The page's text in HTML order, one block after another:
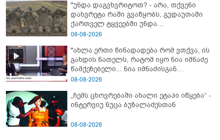
ავიწროებდა” - ეკა კუპატაძე
"უნდა დაგვხვრიტოთ? - არა, თქვენი
დახვრეტა რაში გვაწყობს, გუდაუთაში
ქართველ ტყვეებში უნდა
გადაგცვალოთ..."
08-08-2026
"ახლა ერთი წინადადება რომ ვთქვა, ის
გახდის ნათელს, რატომ იყო ნია იმნაძე
წამქეზებელი... ნია იმნაძისგან
გამოსული ინფორმაციაა ეს" - რას
08-08-2026
„ჩემს ცხოვრებაში ახალი ეტაპი იწყება“ -
ინტერვიუ ნუცა ბუზალაძესთან
08-08-2026